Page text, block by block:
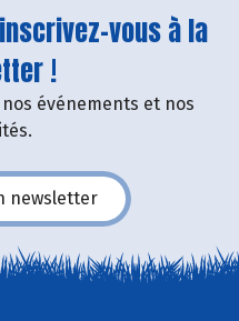
vous à la
!
événements et nos
newsletter